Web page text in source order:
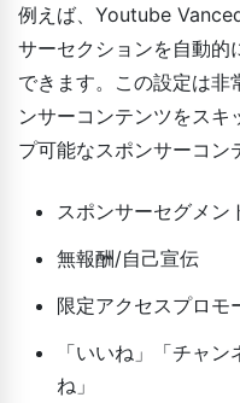
例えば、Youtube
サーセクションを自動的
できます。この設定は非
ンサーコンテンツをスキ
プ可能なスポンサーコン
スポンサーセグメン
無報酬/自己宣伝
限定アクセスプロモ
「いいね」「チャ
ね」